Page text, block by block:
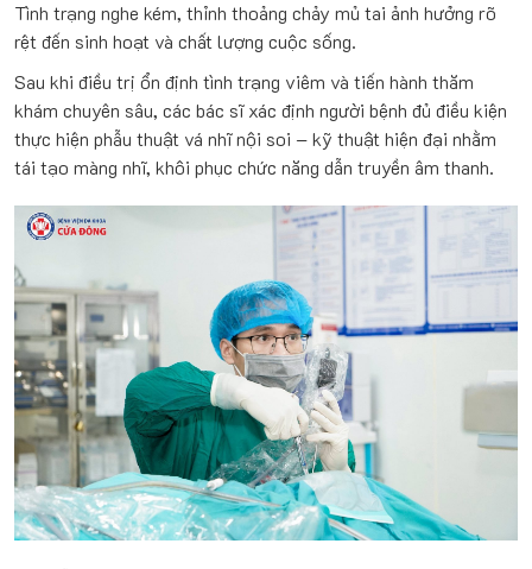
Tình trạng nghe kém, thỉnh thoảng chảy mủ tai ảnh hưởng rõ
rệt đến sinh hoạt và chất lượng cuộc sống.
Sau khi điều trị ổn định tình trạng viêm và tiến hành thăm
khám chuyên sâu, các bác sĩ xác định người bệnh đủ điều kiện
thực hiện phẫu thuật vá nhĩ nội soi – kỹ thuật hiện đại nhằm
tái tạo màng nhĩ, khôi phục chức năng dẫn truyền âm thanh.